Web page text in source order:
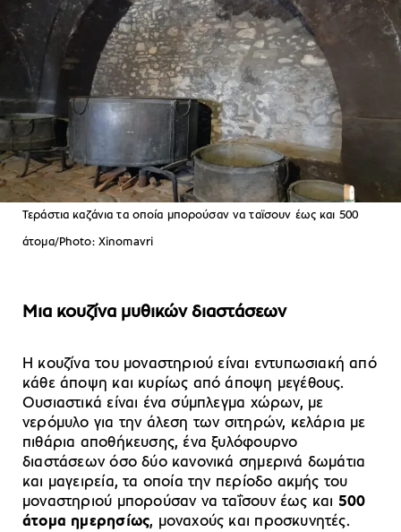
Τεράστια καζάνια τα οποία μπορούσαν να ταϊσουν έως και 500
άτομα/Photo: Xinomavri
Μια κουζίνα μυθικών διαστάσεων
Η κουζίνα του μοναστηριού είναι εντυπωσιακή από
κάθε άποψη και κυρίως από άποψη μεγέθους.
Ουσιαστικά είναι ένα σύμπλεγμα χώρων, με
νερόμυλο για την άλεση των σιτηρών, κελάρια με
πιθάρια αποθήκευσης, ένα ξυλόφουρνο
διαστάσεων όσο δύο κανονικά σημερινά δωμάτια
και μαγειρεία, τα οποία την περίοδο ακμής του
μοναστηριού μπορούσαν να ταΐσουν έως και 500
άτομα ημερησίως, μοναχούς και προσκυνητές.